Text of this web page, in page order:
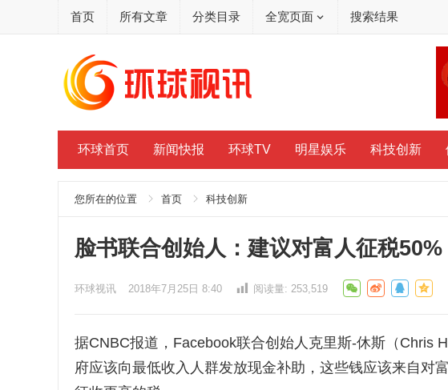
首页 所有文章 分类目录 全宽页面 搜索结果
环球首页 新闻快报 环球TV 明星娱乐 科技创新
您所在的位置 首页 科技创新
脸书联合创始人：建议对富人征税50%
环球视讯 2018年7月25日 8:40 阅读量: 253,519
据CNBC报道，Facebook联合创始人克里斯-休斯（Chris
府应该向最低收入人群发放现金补助，这些钱应该来自对